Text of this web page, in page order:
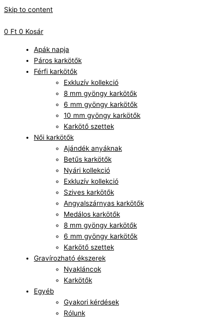
Skip to content
0 Ft 0 Kosár
Apák napja
Páros karkötők
Férfi karkötők
Exkluzív kollekció
8 mm gyöngy karkötők
6 mm gyöngy karkötők
10 mm gyöngy karkötők
Karkötő szettek
Női karkötők
Ajándék anyáknak
Betűs karkötők
Nyári kollekció
Exkluzív kollekció
Szives karkötők
Angyalszárnyas karkötők
Medálos karkötők
8 mm gyöngy karkötők
6 mm gyöngy karkötők
Karkötő szettek
Gravírozható ékszerek
Nyakláncok
Karkötők
Egyéb
Gyakori kérdések
Rólunk